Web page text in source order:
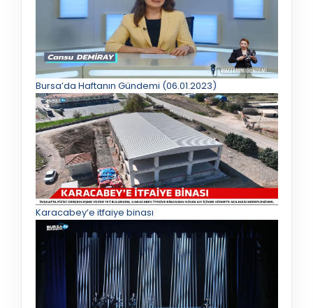
Bursa’da Haftanın Gündemi (06.01.2023)
Karacabey’e itfaiye binası